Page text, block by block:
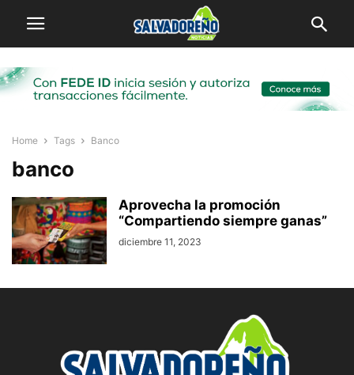
Home Tags Banco
banco
Aprovecha la promoción
“Compartiendo siempre ganas”
diciembre 11, 2023